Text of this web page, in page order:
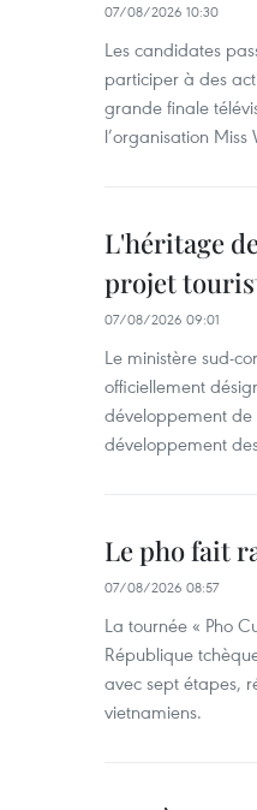
07/08/2026 10:30
Les candidates
participer à des
grande finale
l’organisation Miss
L'héritage
projet
07/08/2026 09:01
Le ministère sud-
officiellement
développement
développement
Le pho fait
07/08/2026 08:57
La tournée « Pho
République
avec sept étapes,
vietnamiens.